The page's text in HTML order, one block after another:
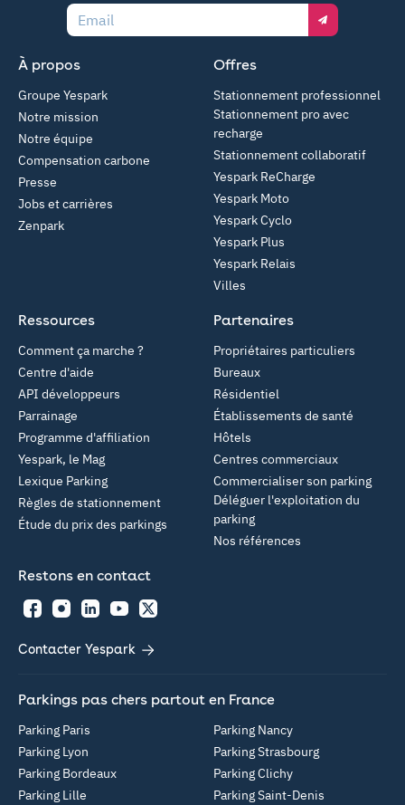
À propos
Groupe Yespark
Notre mission
Notre équipe
Compensation carbone
Presse
Jobs et carrières
Zenpark
Offres
Stationnement professionnel
Stationnement pro avec
recharge
Stationnement collaboratif
Yespark ReCharge
Yespark Moto
Yespark Cyclo
Yespark Plus
Yespark Relais
Villes
Partenaires
Propriétaires particuliers
Bureaux
Résidentiel
Établissements de santé
Hôtels
Centres commerciaux
Commercialiser son parking
Déléguer l'exploitation du
parking
Nos références
Ressources
Comment ça marche ?
Centre d'aide
API développeurs
Parrainage
Programme d'affiliation
Yespark, le Mag
Lexique Parking
Règles de stationnement
Étude du prix des parkings
Restons en contact
FacebookInstagramLinkedInYouTubeTwitter
Contacter Yespark
Parkings pas chers partout en France
Parking Paris
Parking Lyon
Parking Bordeaux
Parking Lille
Parking Nancy
Parking Strasbourg
Parking Clichy
Parking Saint-Denis